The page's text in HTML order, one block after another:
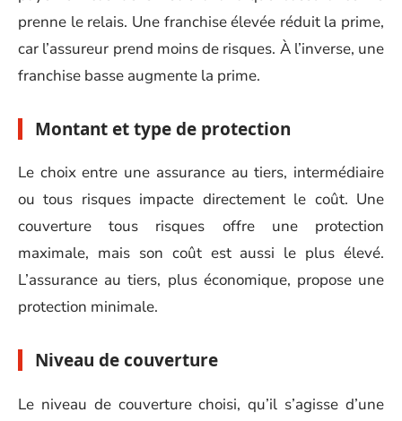
prenne le relais. Une franchise élevée réduit la prime,
car l’assureur prend moins de risques. À l’inverse, une
franchise basse augmente la prime.
Montant et type de protection
Le choix entre une assurance au tiers, intermédiaire
ou tous risques impacte directement le coût. Une
couverture tous risques offre une protection
maximale, mais son coût est aussi le plus élevé.
L’assurance au tiers, plus économique, propose une
protection minimale.
Niveau de couverture
Le niveau de couverture choisi, qu’il s’agisse d’une